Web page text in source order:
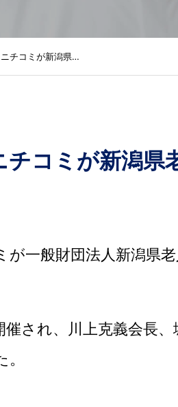
ニチコミが新潟県…
チコミが新潟
一般財団法人新潟県
催され、川上克義会長